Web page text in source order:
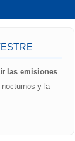
las emisiones
nocturnos y la